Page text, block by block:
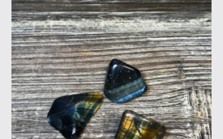
Oma tili
Ostoskori
Tietosuojaseloste
Tuotteet
Yritysinfo